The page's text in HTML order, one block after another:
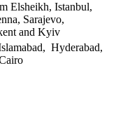
Elsheikh, Istanbul,
Sarajevo,
and Kyiv
Hyderabad,